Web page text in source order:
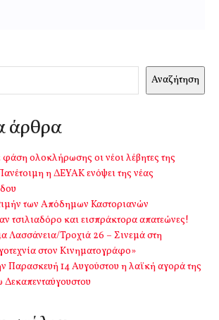
Αναζήτηση
άρθρα
ολοκλήρωσης οι νέοι λέβητες της
η ΔΕΥΑΚ ενόψει της νέας
των Απόδημων Καστοριανών
τσιλιαδόρο και εισπράκτορα απατεώνες!
Λασσάνεια/Τροχιά 26 – Σινεμά στη
στον Κινηματογράφο»
Παρασκευή 14 Αυγούστου η λαϊκή αγορά της
Δεκαπενταύγουστου